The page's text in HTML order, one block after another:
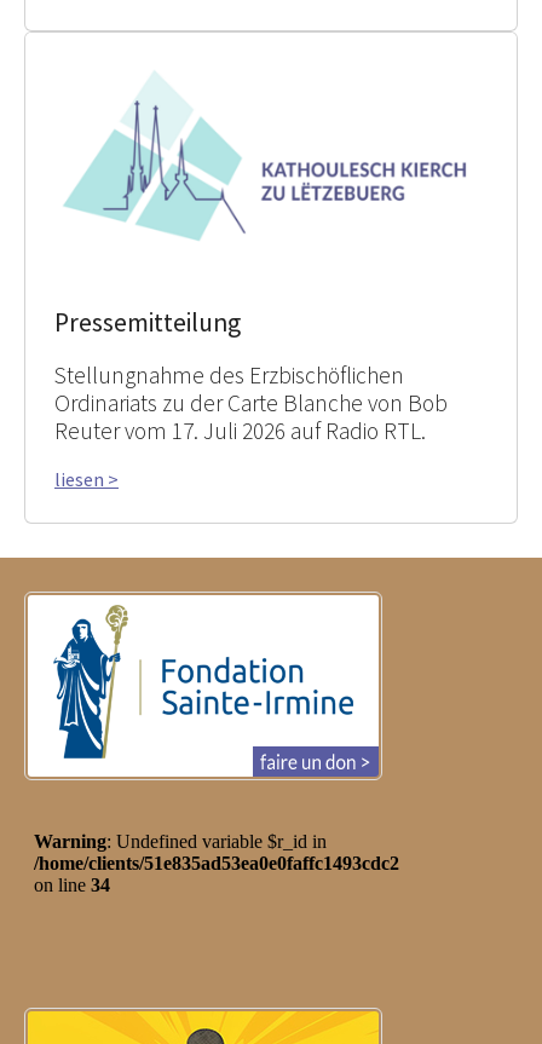
Pressemitteilung
Stellungnahme des Erzbischöflichen
Ordinariats zu der Carte Blanche von Bob
Reuter vom 17. Juli 2026 auf Radio RTL.
liesen >